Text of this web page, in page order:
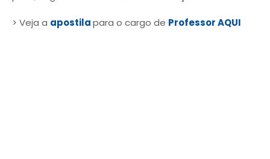
> Veja a apostilapara o cargo de Professor AQUI